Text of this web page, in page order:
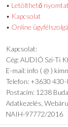
• Letölthető
• Kapcsolat
• Online
Kapcsolat:
Cég: AUDIÓ Szi-Ti
E-mail: info ( @ )
Telefon: +3630
Postacím: 1238
Adatkezelés,
NAIH-97772/2016